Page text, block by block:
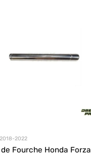
2018-2022
Fourche Honda Forza